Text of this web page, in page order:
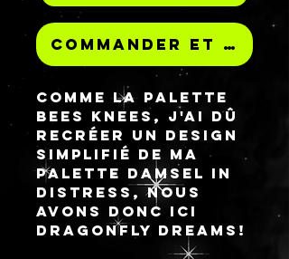
Commander et payer
Comme la palette
Bees Knees, j'ai dû
recréer un design
simplifié de ma
palette Damsel in
Distress, nous
avons donc ici
Dragonfly Dreams!
La conception